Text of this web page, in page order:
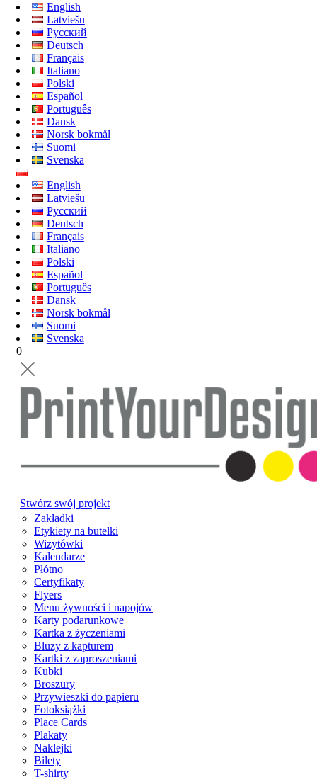
English
Latviešu
Русский
Deutsch
Français
Italiano
Polski
Español
Português
Dansk
Norsk bokmål
Suomi
Svenska
English
Latviešu
Русский
Deutsch
Français
Italiano
Polski
Español
Português
Dansk
Norsk bokmål
Suomi
Svenska
0
Stwórz swój projekt
Zakładki
Etykiety na butelki
Wizytówki
Kalendarze
Płótno
Certyfikaty
Flyers
Menu żywności i napojów
Karty podarunkowe
Kartka z życzeniami
Bluzy z kapturem
Kartki z zaproszeniami
Kubki
Broszury
Przywieszki do papieru
Fotoksiążki
Place Cards
Plakaty
Naklejki
Bilety
T-shirty